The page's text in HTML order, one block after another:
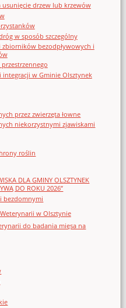
drzew lub krzewów
w sposób szczególny
zbiorników bezodpływowych i
integracji w Gminie Olsztynek
przez zwierzęta łowne
niekorzystnymi zjawiskami
roślin
DLA GMINY OLSZTYNEK
DO ROKU 2026”
bezdomnymi
w Olsztynie
do badania mięsa na